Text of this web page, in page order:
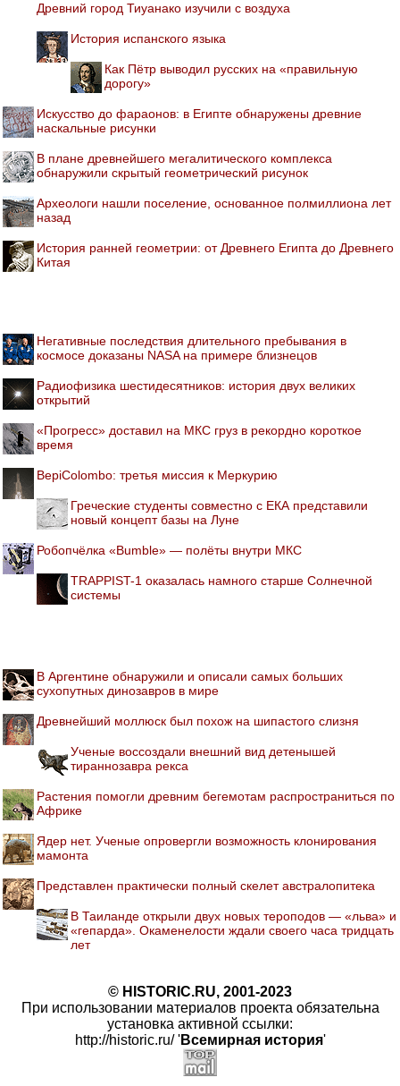
Древний город Тиуанако изучили с воздуха
История испанского языка
Как Пётр выводил русских на «правильную
дорогу»
Искусство до фараонов: в Египте обнаружены древние
наскальные рисунки
В плане древнейшего мегалитического комплекса
обнаружили скрытый геометрический рисунок
Археологи нашли поселение, основанное полмиллиона лет
назад
История ранней геометрии: от Древнего Египта до Древнего
Китая
Негативные последствия длительного пребывания в
космосе доказаны NASA на примере близнецов
Радиофизика шестидесятников: история двух великих
открытий
«Прогресс» доставил на МКС груз в рекордно короткое
время
BepiColombo: третья миссия к Меркурию
Греческие студенты совместно с ЕКА представили
новый концепт базы на Луне
Робопчёлка «Bumble» — полёты внутри МКС
TRAPPIST-1 оказалась намного старше Солнечной
системы
В Аргентине обнаружили и описали самых больших
сухопутных динозавров в мире
Древнейший моллюск был похож на шипастого слизня
Ученые воссоздали внешний вид детенышей
тираннозавра рекса
Растения помогли древним бегемотам распространиться по
Африке
Ядер нет. Ученые опровергли возможность клонирования
мамонта
Представлен практически полный скелет австралопитека
В Таиланде открыли двух новых тероподов — «льва» и
«гепарда». Окаменелости ждали своего часа тридцать
лет
© HISTORIC.RU, 2001-2023
При использовании материалов проекта обязательна
установка активной ссылки:
http://historic.ru/ 'Всемирная история'